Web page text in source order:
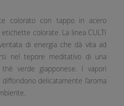
colorato con tappo in acero
colorate. La linea CULTI
di energia che dà vita ad
nel tepore meditativo di una
verde giapponese. I vapori
delicatamente l’aroma